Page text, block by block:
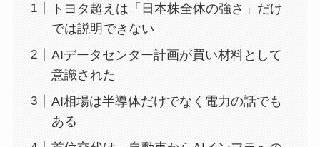
トヨタ超えは「日本株全体の強さ」だけ
では説明できない
AIデータセンター計画が買い材料として
意識された
AI相場は半導体だけでなく電力の話でも
ある